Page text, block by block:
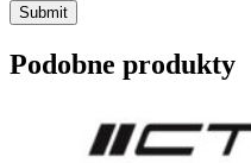
Submit
Podobne produkty